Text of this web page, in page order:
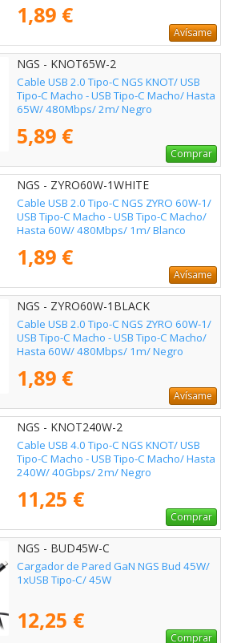
1,89 €
Avísame
NGS - KNOT65W-2
Cable USB 2.0 Tipo-C NGS KNOT/ USB
Tipo-C Macho - USB Tipo-C Macho/ Hasta
65W/ 480Mbps/ 2m/ Negro
5,89 €
Comprar
NGS - ZYRO60W-1WHITE
Cable USB 2.0 Tipo-C NGS ZYRO 60W-1/
USB Tipo-C Macho - USB Tipo-C Macho/
Hasta 60W/ 480Mbps/ 1m/ Blanco
1,89 €
Avísame
NGS - ZYRO60W-1BLACK
Cable USB 2.0 Tipo-C NGS ZYRO 60W-1/
USB Tipo-C Macho - USB Tipo-C Macho/
Hasta 60W/ 480Mbps/ 1m/ Negro
1,89 €
Avísame
NGS - KNOT240W-2
Cable USB 4.0 Tipo-C NGS KNOT/ USB
Tipo-C Macho - USB Tipo-C Macho/ Hasta
240W/ 40Gbps/ 2m/ Negro
11,25 €
Comprar
NGS - BUD45W-C
Cargador de Pared GaN NGS Bud 45W/
1xUSB Tipo-C/ 45W
12,25 €
Comprar